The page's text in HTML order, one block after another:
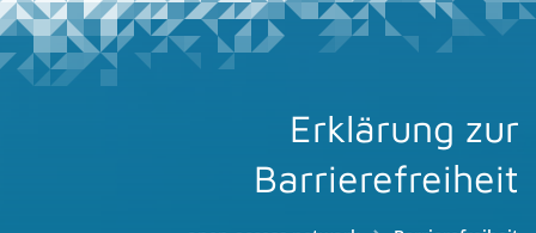
Erklärung zur
Barrierefreiheit